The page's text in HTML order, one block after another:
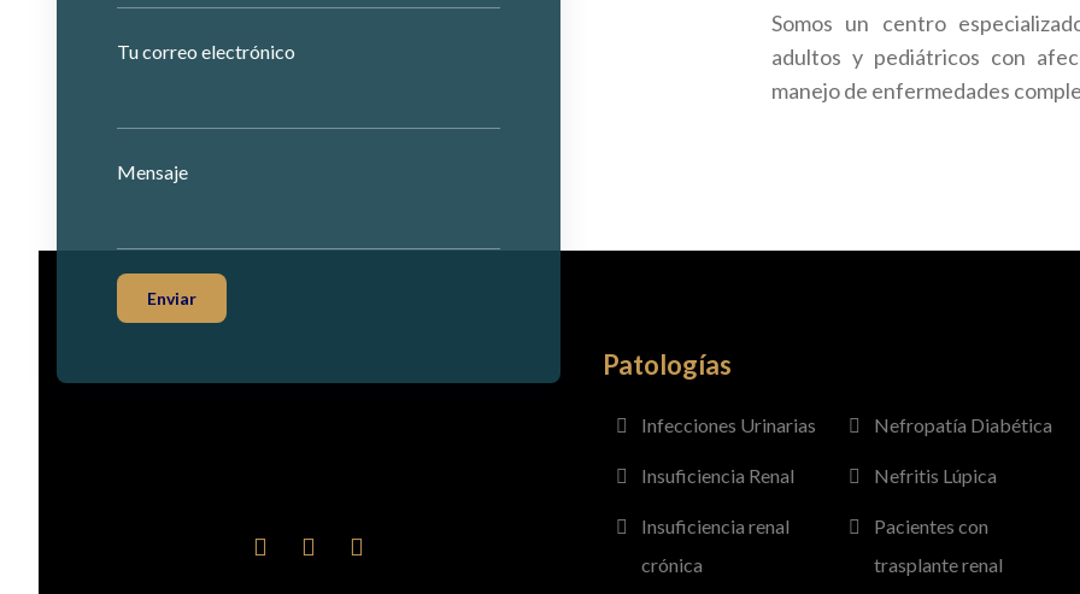
Tu correo electrónico
Mensaje
Enviar
Somos un centro
adultos y pediátricos con
manejo de enfermedades
Patologías
Infecciones Urinarias Nefropatía Diabética
Insuficiencia Renal Nefritis Lúpica
Insuficiencia renal
crónica
Pacientes con
trasplante renal